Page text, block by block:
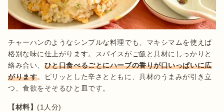
チャーハンのようなシンプルな料理でも、マキシマムを使えば
格別な味に仕上がります。スパイスがご飯と具材にしっかりと
絡み合い、 ひと口食べるごとにハーブの香りが口いっぱいに広
がります。ピリッとした辛さとともに、具材のうまみが引き立
つ、食欲をそそるひと皿です。
【材料】